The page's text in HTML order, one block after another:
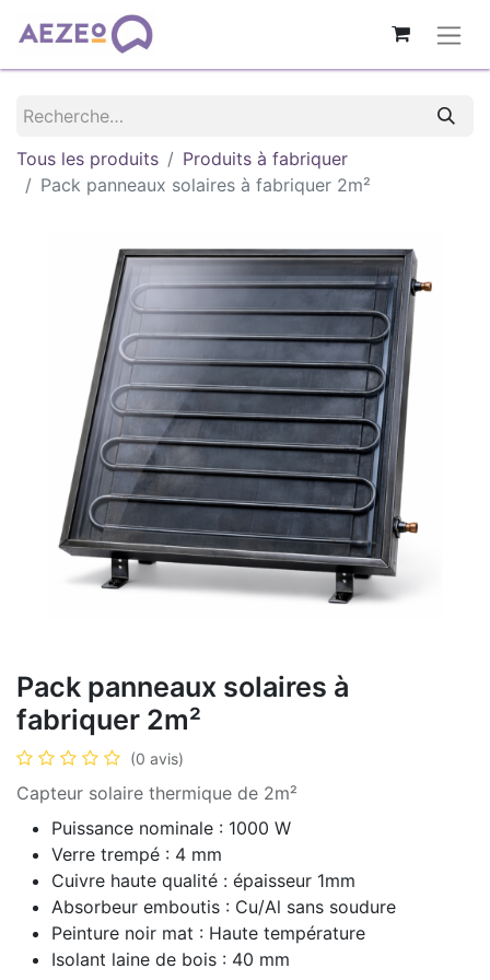
Tous les produits
Produits à fabriquer
Pack panneaux solaires à fabriquer 2m²
Pack panneaux solaires à
fabriquer 2m²
(0 avis)
Capteur solaire thermique de 2m²
Puissance nominale : 1000 W
Verre trempé : 4 mm
Cuivre haute qualité : épaisseur 1mm
Absorbeur emboutis : Cu/Al sans soudure
Peinture noir mat : Haute température
Isolant laine de bois : 40 mm